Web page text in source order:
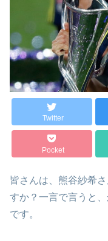
Twitter
Pocket
皆さんは、熊谷紗希
すか？一言で言うと
です。